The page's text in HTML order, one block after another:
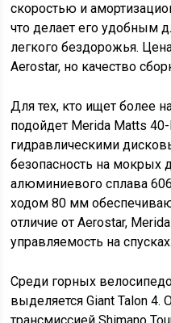
скоростью и
что делает его удобным
легкого бездорожья.
Aerostar, но качество
Для тех, кто ищет более
подойдет Merida Matts
гидравлическими
безопасность на мокрых
алюминиевого сплава
ходом 80 мм
отличие от Aerostar,
управляемость на спусках.
Среди горных
выделяется Giant Talon 4.